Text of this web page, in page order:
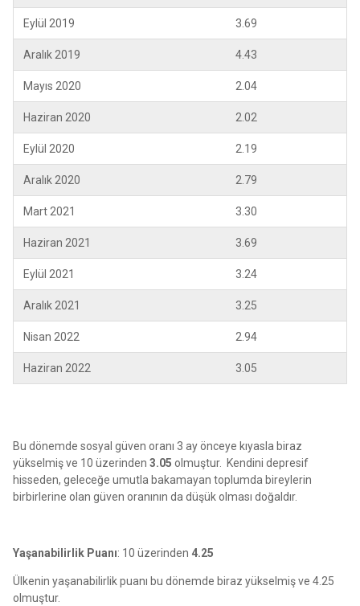
Eylül 2019 3.69
Aralık 2019 4.43
Mayıs 2020 2.04
Haziran 2020 2.02
Eylül 2020 2.19
Aralık 2020 2.79
Mart 2021 3.30
Haziran 2021 3.69
Eylül 2021 3.24
Aralık 2021 3.25
Nisan 2022 2.94
Haziran 2022 3.05
Bu dönemde sosyal güven oranı 3 ay önceye kıyasla biraz
yükselmiş ve 10 üzerinden 3.05 olmuştur. Kendini depresif
hisseden, geleceğe umutla bakamayan toplumda bireylerin
birbirlerine olan güven oranının da düşük olması doğaldır.
Yaşanabilirlik Puanı: 10 üzerinden 4.25
Ülkenin yaşanabilirlik puanı bu dönemde biraz yükselmiş ve 4.25
olmuştur.